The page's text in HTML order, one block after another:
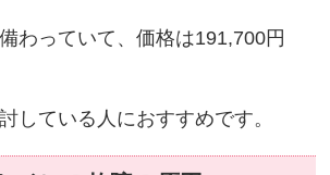
わっていて、価格は191,700円
している人におすすめです。